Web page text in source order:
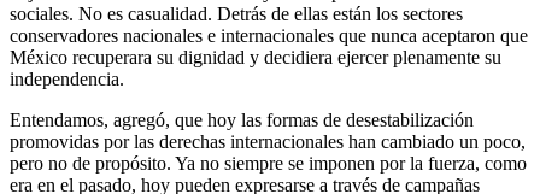
sociales. No es casualidad. Detrás de ellas están los sectores
conservadores nacionales e internacionales que nunca aceptaron que
México recuperara su dignidad y decidiera ejercer plenamente su
independencia.
Entendamos, agregó, que hoy las formas de desestabilización
promovidas por las derechas internacionales han cambiado un poco,
pero no de propósito. Ya no siempre se imponen por la fuerza, como
era en el pasado, hoy pueden expresarse a través de campañas